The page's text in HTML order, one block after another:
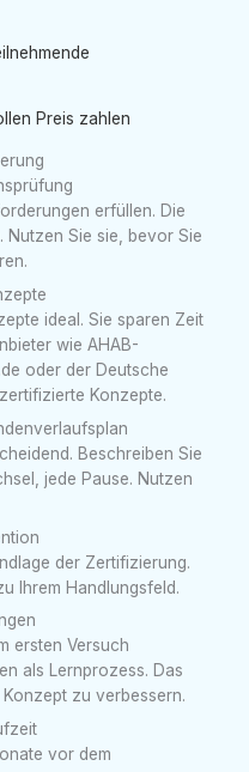
Preis zahlen
erfüllen. Die
Nutzen Sie sie, bevor Sie
ideal. Sie sparen Zeit
wie AHAB-
oder der Deutsche
Konzepte.
Beschreiben Sie
jede Pause. Nutzen
der Zertifizierung.
Ihrem Handlungsfeld.
ersten Versuch
als Lernprozess. Das
zu verbessern.
vor dem